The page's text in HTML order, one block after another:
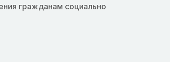
гражданам социально